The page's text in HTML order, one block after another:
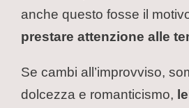
anche questo fosse il
prestare attenzione alle
Se cambi all’improvviso,
dolcezza e romanticismo,